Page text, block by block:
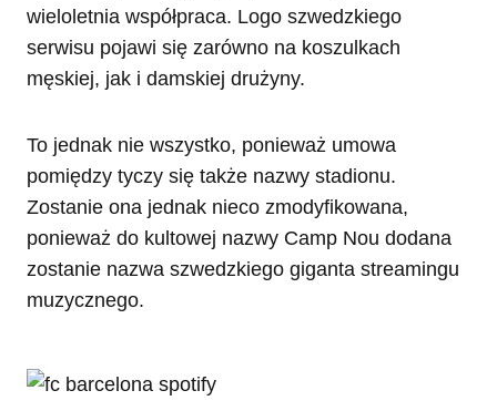
wieloletnia współpraca. Logo szwedzkiego
serwisu pojawi się zarówno na koszulkach
męskiej, jak i damskiej drużyny.
To jednak nie wszystko, ponieważ umowa
pomiędzy tyczy się także nazwy stadionu.
Zostanie ona jednak nieco zmodyfikowana,
ponieważ do kultowej nazwy Camp Nou dodana
zostanie nazwa szwedzkiego giganta streamingu
muzycznego.